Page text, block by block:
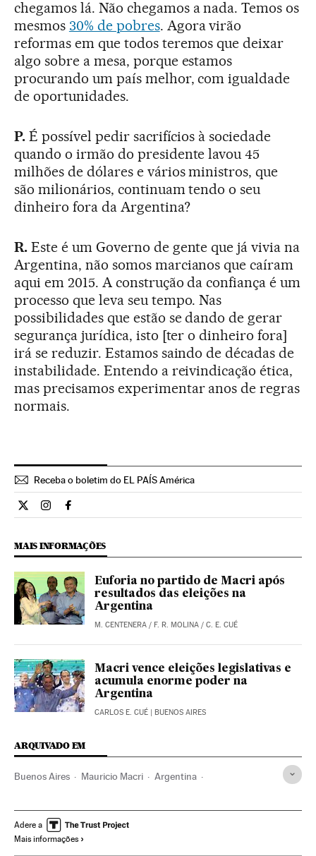
chegamos lá. Não chegamos a nada. Temos os
mesmos 30% de pobres. Agora virão
reformas em que todos teremos que deixar
algo sobre a mesa, porque estamos
procurando um país melhor, com igualdade
de oportunidades.
P. É possível pedir sacrifícios à sociedade
quando o irmão do presidente lavou 45
milhões de dólares e vários ministros, que
são milionários, continuam tendo o seu
dinheiro fora da Argentina?
R.Este é um Governo de gente que já vivia na
Argentina, não somos marcianos que caíram
aqui em 2015. A construção da confiança é um
processo que leva seu tempo. Nas
possibilidades que estão se dando de gerar
segurança jurídica, isto [ter o dinheiro fora]
irá se reduzir. Estamos saindo de décadas de
instabilidade. Entendo a reivindicação ética,
mas precisamos experimentar anos de regras
normais.
Receba o boletim do EL PAÍS América
Internacional El País Brasil en Twitter
Internacional El País Brasil en Instagram
Internacional El País Brasil en Facebook
MAIS INFORMAÇÕES
Euforia no partido de Macri após
resultados das eleições na
Argentina
M. CENTENERA / F. R. MOLINA / C. E. CUÉ
Macri vence eleições legislativas e
acumula enorme poder na
Argentina
CARLOS E. CUÉ | BUENOS AIRES
ARQUIVADO EM
Buenos Aires Mauricio Macri Argentina
América Latina América
Adere a
Mais informações